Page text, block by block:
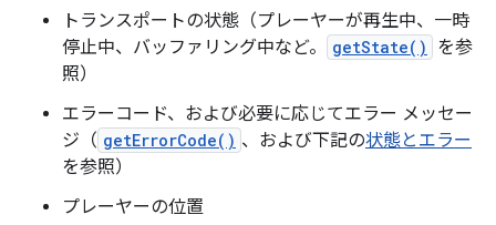
トランスポートの状態（プレーヤーが再生中、一時
停止中、バッファリング中など。
getState()
を参
照）
エラーコード、および必要に応じてエラー メッセー
ジ（ getErrorCode() 、および下記の状態とエラー
を参照）
プレーヤーの位置